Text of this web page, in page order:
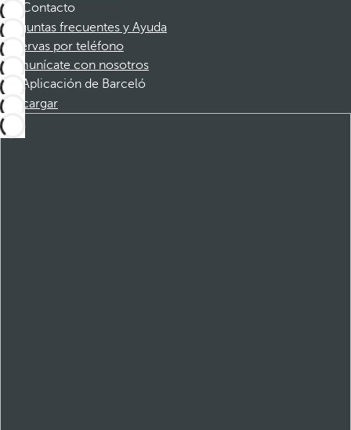
Contacto
Preguntas frecuentes y Ayuda
Reservas por teléfono
Comunícate con nosotros
Aplicación de Barceló
Descargar